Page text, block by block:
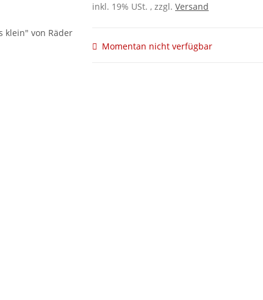
inkl. 19% USt. , zzgl. Versand
Momentan nicht verfügbar